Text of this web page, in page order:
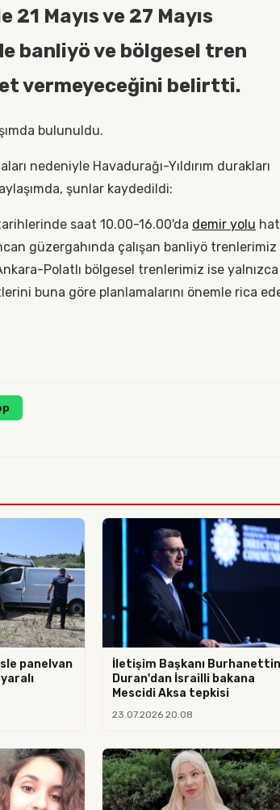
Mayıs ve 27 Mayıs
banliyö ve bölgesel tren
vermeyeceğini belirtti.
bulunuldu.
nedeniyle Havadurağı-Yıldırım durakları
şunlar kaydedildi:
saat 10.00-16.00'da demir yolu
güzergahında çalışan banliyö trenlerimiz
Polatlı bölgesel trenlerimiz ise yalnızca
buna göre planlamalarını önemle rica
panelvan
İletişim Başkanı Burhanettin
Duran'dan İsrailli bakana
Mescidi Aksa tepkisi
23.07.2026 20:08